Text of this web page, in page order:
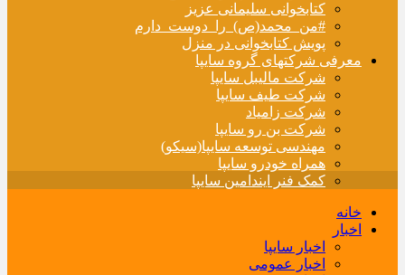
کتابخوانی سلیمانی عزیز
#من_محمد(ص)_را_دوست_دارم
پویش کتابخوانی در منزل
معرفی شرکتهای گروه سایپا
شرکت مالیبل سایپا
شرکت طیف سایپا
شرکت زامیاد
شرکت بن رو سایپا
مهندسی توسعه سایپا(سیکو)
همراه خودرو سایپا
کمک فنر ایندامین سایپا
خانه
اخبار
اخبار سایپا
اخبار عمومی